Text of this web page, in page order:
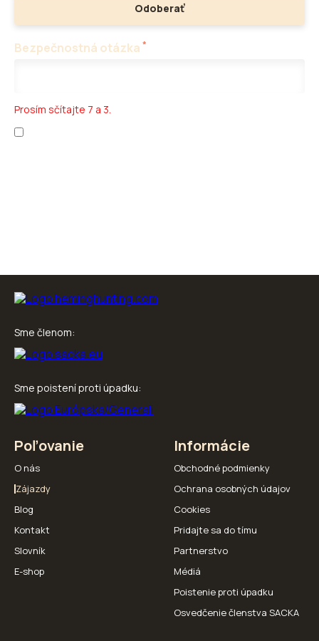
Odoberať
Bezpečnostná otázka *
Prosím sčítajte 7 a 3.
Sme členom:
Sme poistení proti úpadku:
Poľovanie
O nás
Zájazdy
Blog
Kontakt
Slovník
E-shop
Informácie
Obchodné podmienky
Ochrana osobných údajov
Cookies
Pridajte sa do tímu
Partnerstvo
Médiá
Poistenie proti úpadku
Osvedčenie členstva SACKA